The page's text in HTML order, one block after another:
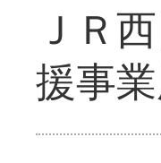
ＪＲ
援事